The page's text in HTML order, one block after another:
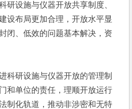
研设施与仪器开放共享制度、
设布局更加合理，开放水平显
闭、低效的问题基本解决，资
研设施与仪器开放的管理制
和单位的责任，理顺开放运行
制化轨道，推动非涉密和无特